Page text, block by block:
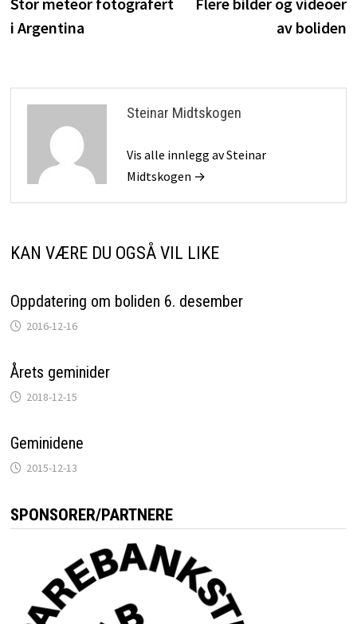
i Argentina
av boliden
Steinar Midtskogen
Vis alle innlegg av Steinar
Midtskogen →
KAN VÆRE DU OGSÅ VIL LIKE
Oppdatering om boliden 6. desember
2016-12-16
Årets geminider
2018-12-15
Geminidene
2015-12-13
SPONSORER/PARTNERE